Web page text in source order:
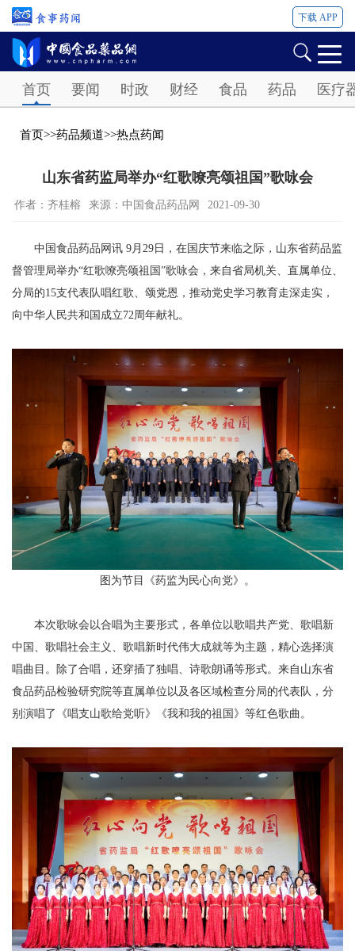
下载 APP
首页 要闻 时政 财经 食品 药品 医疗
首页>>药品频道>>热点药闻
山东省药监局举办“红歌嘹亮颂祖国”歌咏会
作者：齐桂榕 来源：中国食品药品网 2021-09-30
中国食品药品网讯 9月29日，在国庆节来临之际，山东省药品监
督管理局举办“红歌嘹亮颂祖国”歌咏会，来自省局机关、直属单位、
分局的15支代表队唱红歌、颂党恩，推动党史学习教育走深走实，
向中华人民共和国成立72周年献礼。
图为节目《药监为民心向党》。
本次歌咏会以合唱为主要形式，各单位以歌唱共产党、歌唱新
中国、歌唱社会主义、歌唱新时代伟大成就等为主题，精心选择演
唱曲目。除了合唱，还穿插了独唱、诗歌朗诵等形式。来自山东省
食品药品检验研究院等直属单位以及各区域检查分局的代表队，分
别演唱了《唱支山歌给党听》《我和我的祖国》等红色歌曲。